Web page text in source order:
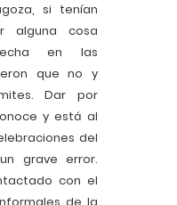
si tenían
alguna cosa
en las
que no y
Dar por
y está al
del
grave error.
con el